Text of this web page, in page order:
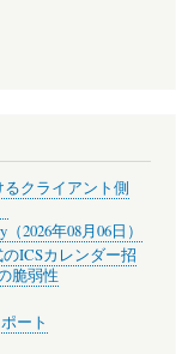
るクライアント側
2026年08月06日）
のICSカレンダー招
脆弱性
ート